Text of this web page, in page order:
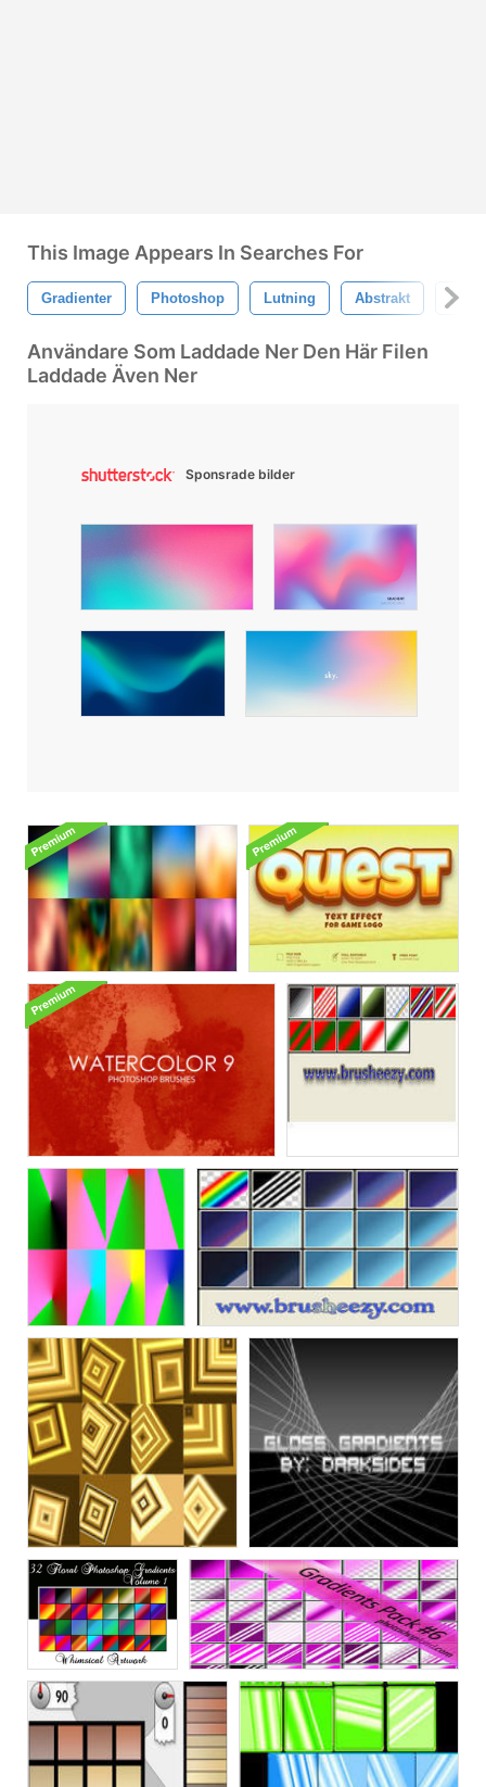
This Image Appears In Searches For
Gradienter Photoshop Lutning Abstrakt Ljus
Användare Som Laddade Ner Den Här Filen
Laddade Även Ner
Sponsrade bilder